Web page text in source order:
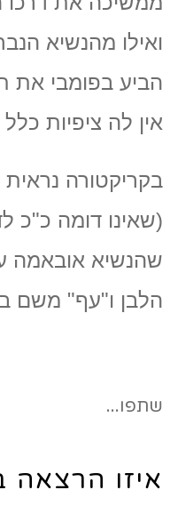
ואילו מהנשיא
הביע בפומבי את
אין לה ציפיות
בקריקטורה
(שאינו דומה כ"כ
שהנשיא אובאמה
הלבן ו"עף" משם
שתפו...
איזו